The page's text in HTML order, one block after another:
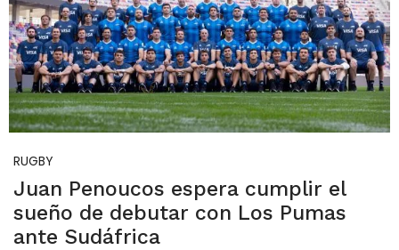
RUGBY
Juan Penoucos espera cumplir el
sueño de debutar con Los Pumas
ante Sudáfrica